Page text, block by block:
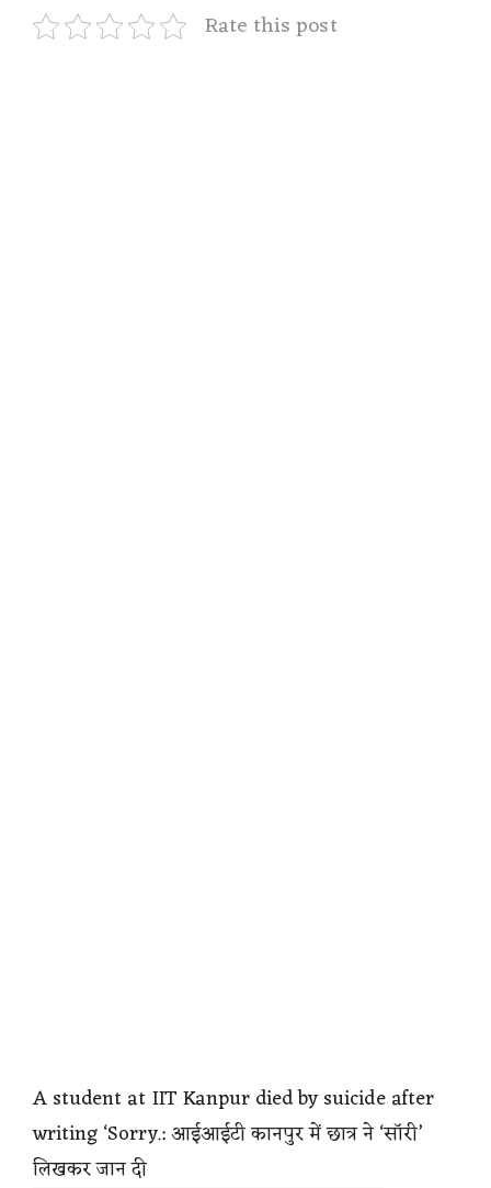
Rate this post
A student at IIT Kanpur died by suicide after
writing ‘Sorry.: आईआईटी कानपुर में छात्र ने ‘सॉरी’
लिखकर जान दी